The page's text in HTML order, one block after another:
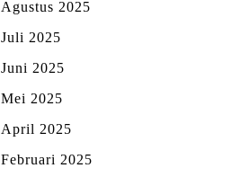
Agustus 2025
Juli 2025
Juni 2025
Mei 2025
April 2025
Februari 2025